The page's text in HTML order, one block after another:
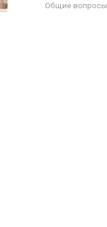
Общие вопросы